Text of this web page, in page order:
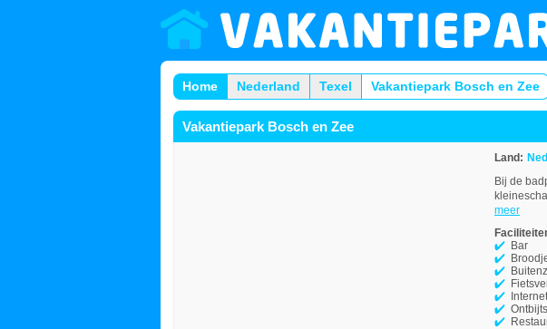
Home Nederland Texel Vakantiepark Bosch en Zee
Vakantiepark Bosch en Zee
Land:
Bij de
meer
Bar